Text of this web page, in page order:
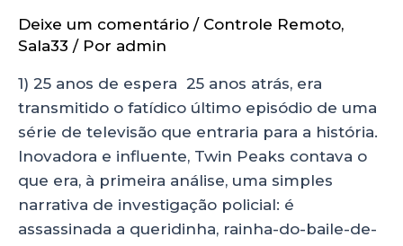
Deixe um comentário / Controle Remoto,
Sala33 / Por admin
1) 25 anos de espera 25 anos atrás, era
transmitido o fatídico último episódio de uma
série de televisão que entraria para a história.
Inovadora e influente, Twin Peaks contava o
que era, à primeira análise, uma simples
narrativa de investigação policial: é
assassinada a queridinha, rainha-do-baile-de-